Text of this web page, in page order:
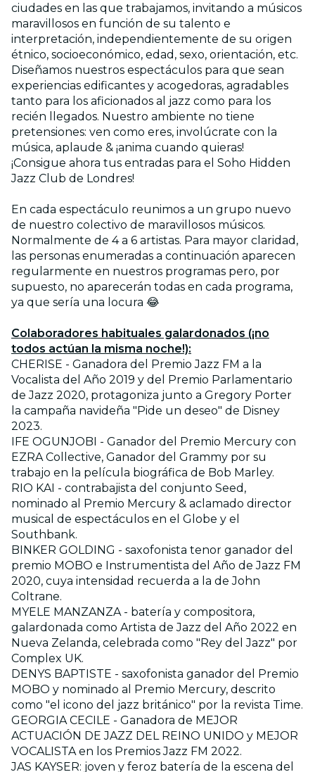
ciudades en las que trabajamos, invitando a músicos
maravillosos en función de su talento e
interpretación, independientemente de su origen
étnico, socioeconómico, edad, sexo, orientación, etc.
Diseñamos nuestros espectáculos para que sean
experiencias edificantes y acogedoras, agradables
tanto para los aficionados al jazz como para los
recién llegados. Nuestro ambiente no tiene
pretensiones: ven como eres, involúcrate con la
música, aplaude & ¡anima cuando quieras!
¡Consigue ahora tus entradas para el Soho Hidden
Jazz Club de Londres!
En cada espectáculo reunimos a un grupo nuevo
de nuestro colectivo de maravillosos músicos.
Normalmente de 4 a 6 artistas. Para mayor claridad,
las personas enumeradas a continuación aparecen
regularmente en nuestros programas pero, por
supuesto, no aparecerán todas en cada programa,
ya que sería una locura 😂
Colaboradores habituales galardonados (¡no
todos actúan la misma noche!):
CHERISE - Ganadora del Premio Jazz FM a la
Vocalista del Año 2019 y del Premio Parlamentario
de Jazz 2020, protagoniza junto a Gregory Porter
la campaña navideña "Pide un deseo" de Disney
2023.
IFE OGUNJOBI - Ganador del Premio Mercury con
EZRA Collective, Ganador del Grammy por su
trabajo en la película biográfica de Bob Marley.
RIO KAI - contrabajista del conjunto Seed,
nominado al Premio Mercury & aclamado director
musical de espectáculos en el Globe y el
Southbank.
BINKER GOLDING - saxofonista tenor ganador del
premio MOBO e Instrumentista del Año de Jazz FM
2020, cuya intensidad recuerda a la de John
Coltrane.
MYELE MANZANZA - batería y compositora,
galardonada como Artista de Jazz del Año 2022 en
Nueva Zelanda, celebrada como "Rey del Jazz" por
Complex UK.
DENYS BAPTISTE - saxofonista ganador del Premio
MOBO y nominado al Premio Mercury, descrito
como "el icono del jazz británico" por la revista Time.
GEORGIA CECILE - Ganadora de MEJOR
ACTUACIÓN DE JAZZ DEL REINO UNIDO y MEJOR
VOCALISTA en los Premios Jazz FM 2022.
JAS KAYSER: joven y feroz batería de la escena del